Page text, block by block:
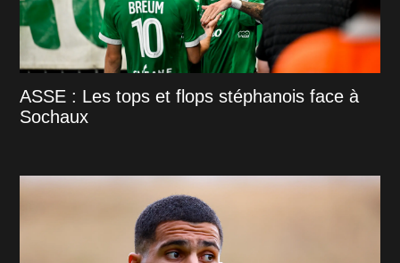
ASSE : Les tops et flops stéphanois face à
Sochaux